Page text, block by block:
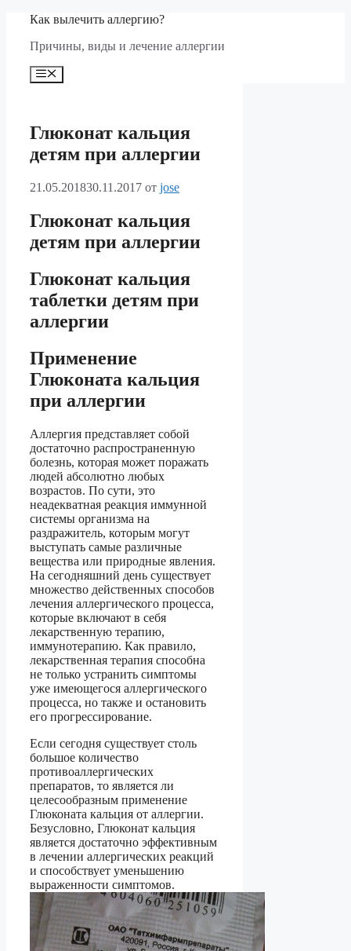
Перейти
содержимому
Как вылечить аллергию?
Причины, виды и лечение аллергии
Меню
Глюконат кальция
детям при аллергии
21.05.201830.11.2017 от jose
Глюконат кальция
детям при аллергии
Глюконат кальция
таблетки детям при
аллергии
Применение
Глюконата кальция
при аллергии
Аллергия представляет собой
достаточно распространенную
болезнь, которая может поражать
людей абсолютно любых
возрастов. По сути, это
неадекватная реакция иммунной
системы организма на
раздражитель, которым могут
выступать самые различные
вещества или природные явления.
На сегодняшний день существует
множество действенных способов
лечения аллергического процесса,
которые включают в себя
лекарственную терапию,
иммунотерапию. Как правило,
лекарственная терапия способна
не только устранить симптомы
уже имеющегося аллергического
процесса, но также и остановить
его прогрессирование.
Если сегодня существует столь
большое количество
противоаллергических
препаратов, то является ли
целесообразным применение
Глюконата кальция от аллергии.
Безусловно, Глюконат кальция
является достаточно эффективным
в лечении аллергических реакций
и способствует уменьшению
выраженности симптомов.